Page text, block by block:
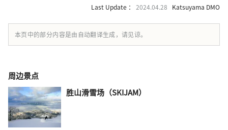
Last Update ： 2024.04.28 Katsuyama DMO
本页中的部分内容是由自动翻译生成，请见谅。
周边景点
胜山滑雪场（SKIJAM）